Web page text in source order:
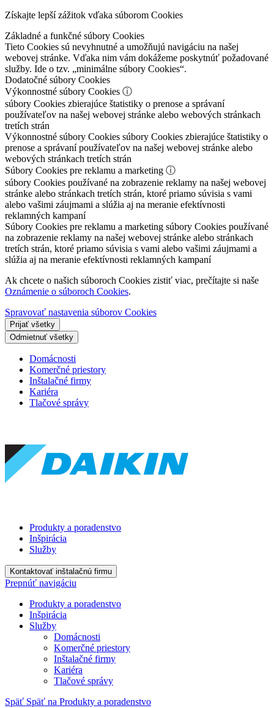
Získajte lepší zážitok vďaka súborom Cookies
Základné a funkčné súbory Cookies
Tieto Cookies sú nevyhnutné a umožňujú navigáciu na našej
webovej stránke. Vďaka nim vám dokážeme poskytnúť požadované
služby. Ide o tzv. „minimálne súbory Cookies“.
Dodatočné súbory Cookies
Výkonnostné súbory Cookies ⓘ
súbory Cookies zbierajúce štatistiky o prenose a správaní
používateľov na našej webovej stránke alebo webových stránkach
tretích strán
Výkonnostné súbory Cookies súbory Cookies zbierajúce štatistiky o
prenose a správaní používateľov na našej webovej stránke alebo
webových stránkach tretích strán
Súbory Cookies pre reklamu a marketing ⓘ
súbory Cookies používané na zobrazenie reklamy na našej webovej
stránke alebo stránkach tretích strán, ktoré priamo súvisia s vami
alebo vašimi záujmami a slúžia aj na meranie efektívnosti
reklamných kampaní
Súbory Cookies pre reklamu a marketing súbory Cookies používané
na zobrazenie reklamy na našej webovej stránke alebo stránkach
tretích strán, ktoré priamo súvisia s vami alebo vašimi záujmami a
slúžia aj na meranie efektívnosti reklamných kampaní
Ak chcete o našich súboroch Cookies zistiť viac, prečítajte si naše
Oznámenie o súboroch Cookies.
Spravovať nastavenia súborov Cookies
Prijať všetky
Odmietnuť všetky
Domácnosti
Komerčné priestory
Inštalačné firmy
Kariéra
Tlačové správy
Produkty a poradenstvo
Inšpirácia
Služby
Kontaktovať inštalačnú firmu
Prepnúť navigáciu
Produkty a poradenstvo
Inšpirácia
Služby
Domácnosti
Komerčné priestory
Inštalačné firmy
Kariéra
Tlačové správy
Späť Späť na Produkty a poradenstvo